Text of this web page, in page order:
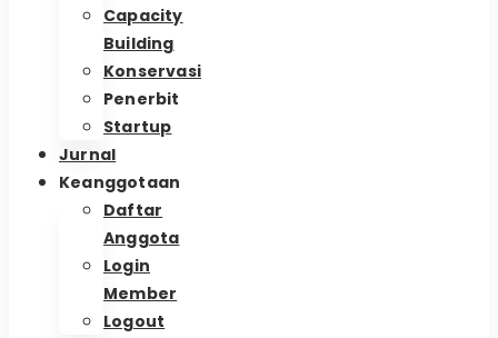
Capacity
Building
Konservasi
Penerbit
Startup
Jurnal
Keanggotaan
Daftar
Anggota
Login
Member
Logout